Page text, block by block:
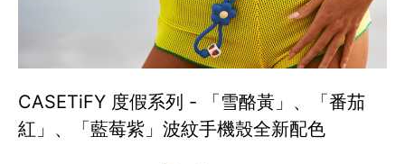
CASETiFY 度假系列 - 「雪酪黃」、「番茄
紅」、「藍莓紫」波紋手機殼全新配色